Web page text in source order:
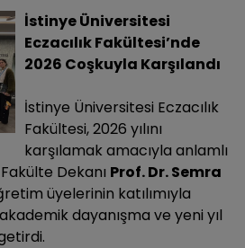
İstinye Üniversitesi
Eczacılık Fakültesi’nde
2026 Coşkuyla Karşılandı
İstinye Üniversitesi Eczacılık
Fakültesi, 2026 yılını
karşılamak amacıyla anlamlı
Dekanı Prof. Dr. Semra
üyelerinin katılımıyla
dayanışma ve yeni yıl